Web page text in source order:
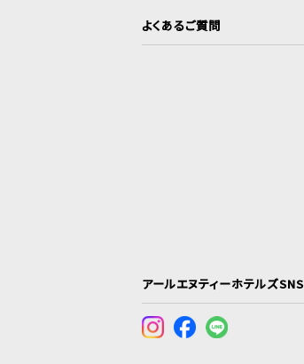
よくあるご質問
アールエヌティーホテルズSNS